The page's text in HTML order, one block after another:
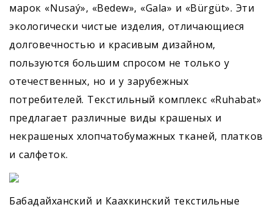
марок «Nusaý», «Bedew», «Gala» и «Bürgüt». Эти
экологически чистые изделия, отличающиеся
долговечностью и красивым дизайном,
пользуются большим спросом не только у
отечественных, но и у зарубежных
потребителей. Текстильный комплекс «Ruhabat»
предлагает различные виды крашеных и
некрашеных хлопчатобумажных тканей, платков
и салфеток.
Бабадайханский и Каахкинский текстильные